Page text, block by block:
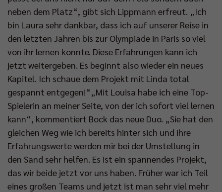
neben dem Platz“, gibt sich Lippmann erfreut. „Ich
bin Laura sehr dankbar, dass ich auf unserer Reise in
den letzten Jahren bis zur Olympiade in Paris so viel
von ihr lernen konnte. Diese Erfahrungen kann ich
jetzt weitergeben. Es beginnt also wieder ein neues
Kapitel. Ich schaue dem Projekt mit Linda total
gespannt entgegen!“„Mit Louisa habe ich eine Top-
Spielerin an meiner Seite, von der ich sofort viel lernen
kann“, kommentiert Bock das neue Duo. „Sie hat den
gleichen Weg wie ich bereits hinter sich und ihre
Erfahrungswerte werden mir bei der Umstellung in
den Sand sehr helfen. Es ist ein spannendes Projekt,
das wir beide jetzt vor uns haben. Früher war ich Teil
eines großen Teams und jetzt ist man sehr viel mehr